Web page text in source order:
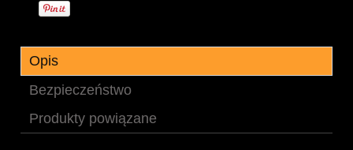
Opis
Bezpieczeństwo
Produkty powiązane